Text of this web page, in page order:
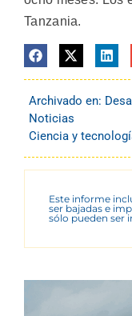
Tanzania.
Archivado en:
Noticias
Ciencia y
Este informe
ser bajadas e
sólo pueden ser